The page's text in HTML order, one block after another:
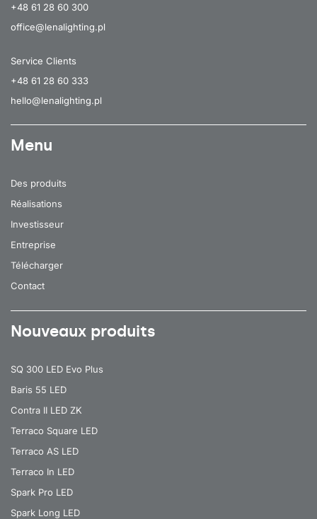
+48 61 28 60 300
office@lenalighting.pl
Service Clients
+48 61 28 60 333
hello@lenalighting.pl
Menu
Des produits
Réalisations
Investisseur
Entreprise
Télécharger
Contact
Nouveaux produits
SQ 300 LED Evo Plus
Baris 55 LED
Contra II LED ZK
Terraco Square LED
Terraco AS LED
Terraco In LED
Spark Pro LED
Spark Long LED